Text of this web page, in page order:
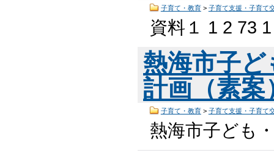
子育て・教育> 子育て支援・子育て
資料１ 1 2 73
熱海市子ど
計画（素
子育て・教育> 子育て支援・子育て
熱海市子ども